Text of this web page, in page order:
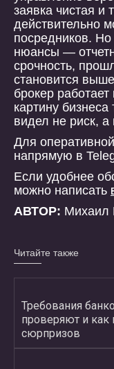
заявка чистая и
действительно
посредников. Но
нюансы —
срочность,
становится
брокер
картину
видел не риск,
Для
напрямую в
Если удобнее
можно написать
АВТОР:
Читайте также
Требования
проверяют и как
сюрпризов